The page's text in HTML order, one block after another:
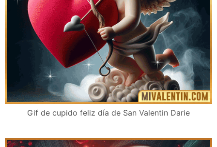
Gif de cupido feliz día de San Valentin Darie